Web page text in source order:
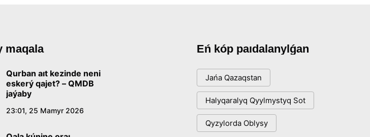
maqala
Qurban aıt kezinde neni
eskerý qajet? – QMDB
jaýaby
23:01, 25 Mamyr 2026
Eń kóp paıdalanylǵan
Jańa Qazaqstan
Halyqaralyq Qyylmystyq Sot
Qyzylorda Oblysy